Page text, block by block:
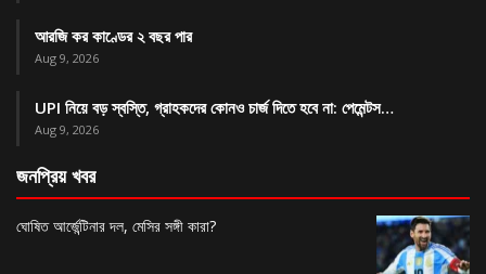
আরজি কর কাণ্ডের ২ বছর পার
Aug 9, 2026
UPI নিয়ে বড় স্বস্তি, গ্রাহকদের কোনও চার্জ দিতে হবে না: পেমেন্টস…
Aug 9, 2026
জনপ্রিয় খবর
ঘোষিত আর্জেন্টিনার দল, মেসির সঙ্গী কারা?